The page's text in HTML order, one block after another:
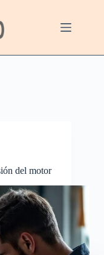
del motor